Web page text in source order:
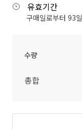
유효기간
구매일로부터 93일
수량
총합